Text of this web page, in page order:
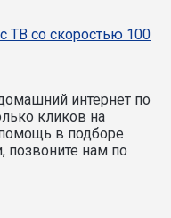
ТВ со скоростью 100
интернет по
кликов на
в подборе
позвоните нам по